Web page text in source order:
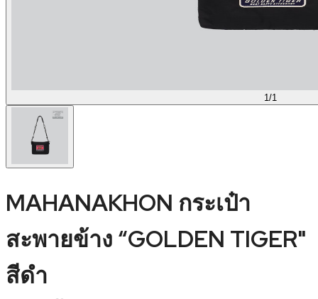
1/1
MAHANAKHON กระเป๋า
สะพายข้าง “GOLDEN TIGER"
สีดำ